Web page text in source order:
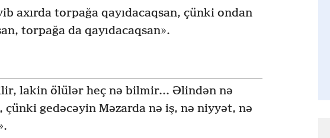
axırda torpağa qayıdacaqsan, çünki ondan
torpağa da qayıdacaqsan».
lakin ölülər heç nə bilmir... Əlindən nə
gedəcəyin Məzarda nə iş, nə niyyət, nə